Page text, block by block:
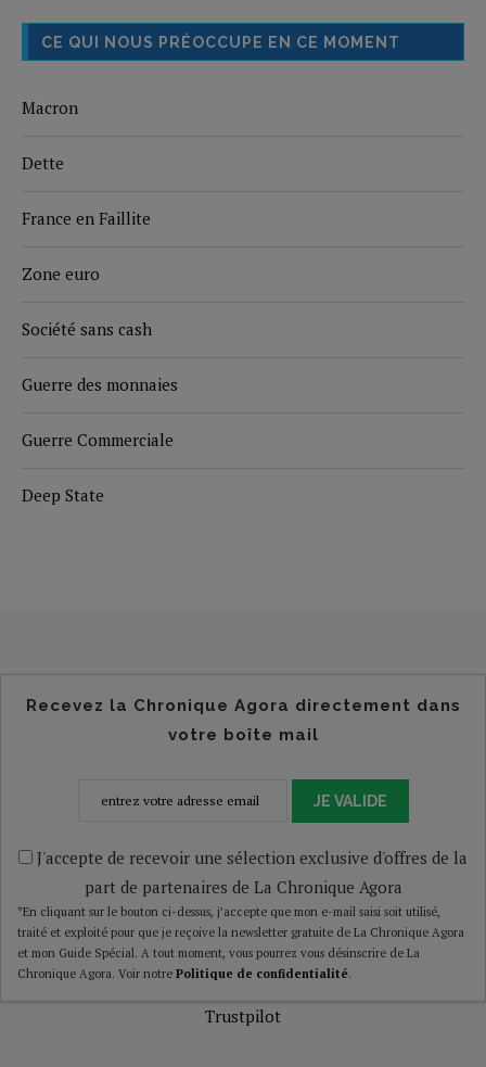
CE QUI NOUS PRÉOCCUPE EN CE MOMENT
Macron
Dette
France en Faillite
Zone euro
Société sans cash
Guerre des monnaies
Guerre Commerciale
Deep State
Recevez la Chronique Agora directement dans
votre boîte mail
JE VALIDE
J'accepte de recevoir une sélection exclusive d'offres de la
part de partenaires de La Chronique Agora
*En cliquant sur le bouton ci-dessus, j’accepte que mon e-mail saisi soit utilisé,
traité et exploité pour que je reçoive la newsletter gratuite de La Chronique Agora
et mon Guide Spécial. A tout moment, vous pourrez vous désinscrire de La
Chronique Agora. Voir notre Politique de confidentialité.
Trustpilot